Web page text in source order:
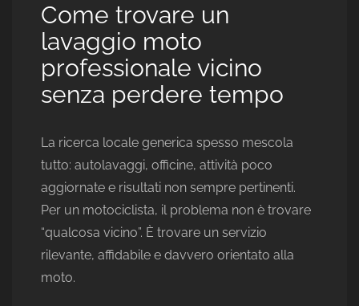
Come trovare un
lavaggio moto
professionale vicino
senza perdere tempo
La ricerca locale generica spesso mescola
tutto: autolavaggi, officine, attività poco
aggiornate e risultati non sempre pertinenti.
Per un motociclista, il problema non è trovare
“qualcosa vicino”. È trovare un servizio
rilevante, affidabile e davvero orientato alla
moto.